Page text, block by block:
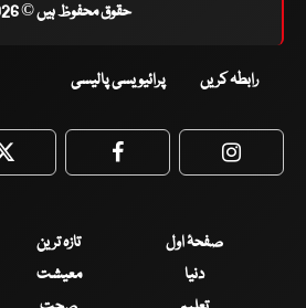
حقوق محفوظ ہیں © 2026
رابطہ کریں پرائیویسی پالیسی
Twitter Facebook
صفحۂ اول تازہ ترین
دنیا
معیشت